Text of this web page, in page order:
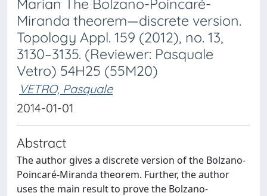
Marian The Bolzano-Poincaré-
Miranda theorem—discrete version.
Topology Appl. 159 (2012), no. 13,
3130–3135. (Reviewer: Pasquale
Vetro) 54H25 (55M20)
VETRO, Pasquale
2014-01-01
Abstract
The author gives a discrete version of the Bolzano-
Poincaré-Miranda theorem. Further, the author
uses the main result to prove the Bolzano-